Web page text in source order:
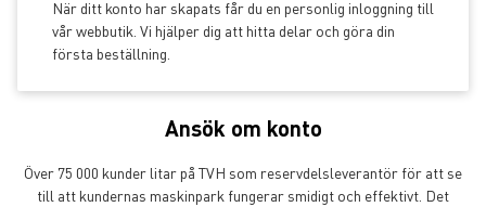
När ditt konto har skapats får du en personlig inloggning till
vår webbutik. Vi hjälper dig att hitta delar och göra din
första beställning.
Ansök om konto
Över 75 000 kunder litar på TVH som reservdelsleverantör för att se
till att kundernas maskinpark fungerar smidigt och effektivt. Det